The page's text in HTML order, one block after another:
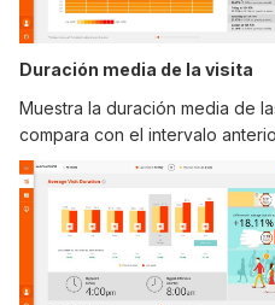
Duración media de la visita
Muestra la duración media de
compara con el intervalo